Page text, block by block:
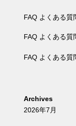
FAQ よくある質
FAQ よくある質
FAQ よくある質
Archives
2026年7月